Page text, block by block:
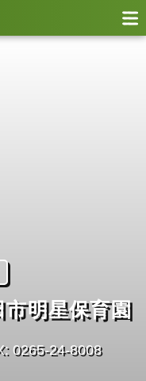
明星保育園
0265-24-8008